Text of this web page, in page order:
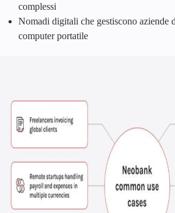
complessi
Nomadi digitali che gestiscono aziende
computer portatile